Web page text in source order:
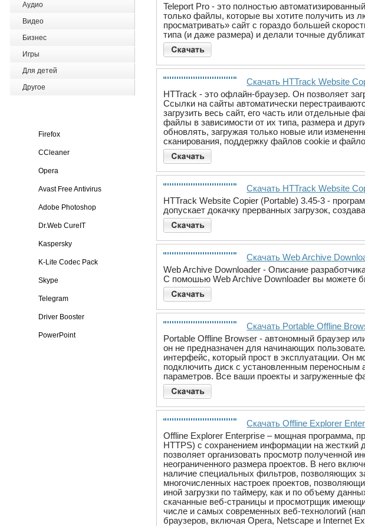
Аудио
Видео
Бизнес
Игры
Для детей
Другое
Firefox
CCleaner
Opera
Avast Free Antivirus
Adobe Photoshop
Dr.Web CureIT
Kaspersky
K-Lite Codec Pack
Skype
Telegram
Driver Booster
PowerPoint
Teleport Pro - это полностью
только файлы, которые вы хотите получить из
просматривать» сайт с гораздо большей
типа (и даже размера) и делали точные
Скачать HTTrack Website
HTTrack - это офлайн-браузер. Он позволяет
Ссылки на сайты автоматически
загрузить весь сайт, его часть или отдельные
файлы в зависимости от их типа, размера и
обновлять, загружая только новые или
сканирования, поддержку файлов cookie и
Скачать HTTrack Website
HTTrack Website Copier (Portable) 3.45-3 -
допускает докачку прерванных загрузок,
Скачать Web Archive
Web Archive Downloader - Описание
С помошью Web Archive Downloader вы можете
Скачать Portable Offline
Portable Offline Browser - автономный браузер
он не предназначен для начинающих
интерфейс, который прост в эксплуатации. Он
подключить диск с установленным переносным
параметров. Все ваши проекты и загруженные
Скачать Offline Explorer
Offline Explorer Enterprise – мощная программа,
HTTPS) с сохранением информации на
позволяет организовать просмотр полученной
неограниченного размера проектов. В него
наличие специальных фильтров, позволяющих
многочисленных настроек проектов,
иной загрузки по таймеру, как и по объему
скачанные веб-страницы и просмотрщик
числе и самых современных веб-технологий
браузеров, включая Opera, Netscape и Internet